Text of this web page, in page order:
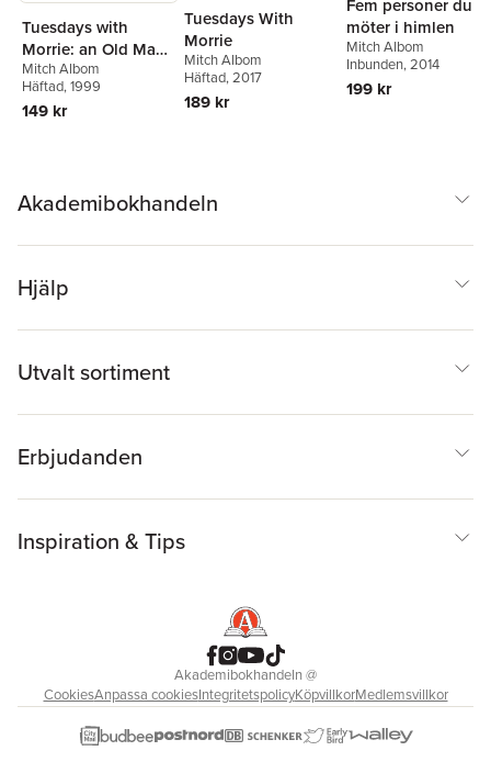
Tuesdays with
Morrie: an Old Man,
a Young Man, and
Life's Greatest
Lesson
Mitch Albom
Häftad, 1999
149 kr
Tuesdays With
Morrie
Mitch Albom
Häftad, 2017
189 kr
Fem personer du
möter i himlen
Mitch Albom
Inbunden, 2014
199 kr
Akademibokhandeln
Hjälp
Utvalt sortiment
Erbjudanden
Inspiration & Tips
Akademibokhandeln@
CookiesAnpassa cookiesIntegritetspolicyKöpvillkorMedlemsvillkor